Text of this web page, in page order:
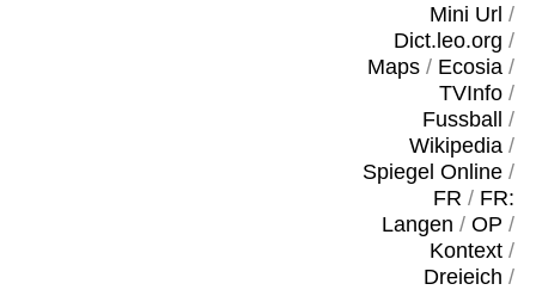
Mini Url /
Dict.leo.org /
Maps/ Ecosia/
TVInfo/
Fussball
/
Wikipedia/
Spiegel Online/
FR / FR:
Langen / OP /
Kontext/
Dreieich /